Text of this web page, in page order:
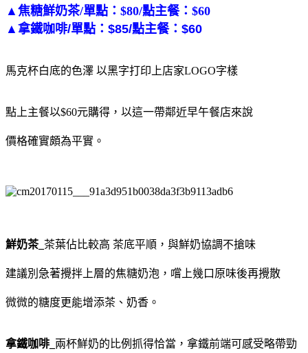
▲焦糖鮮奶茶/單點：$80/點主餐：$60
▲拿鐵咖啡/單點：$85/點主餐：$60
馬克杯白底的色澤 以黑字打印上店家LOGO字樣
點上主餐以$60元購得，以這一帶鄰近早午餐店來說
價格確實頗為平實。
鮮奶茶_ 茶葉佔比較高 茶底平順，與鮮奶協調不搶味
建議別急著攪拌上層的焦糖奶泡，嚐上幾口原味後再攪散
微微的糖度更能增添茶、奶香。
拿鐵咖啡_ 兩杯鮮奶的比例抓得恰當，拿鐵前端可感受略帶勁